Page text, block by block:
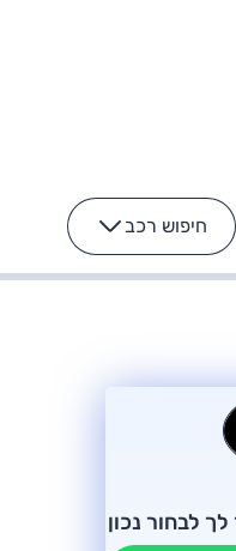
חיפוש רכב
לא מתקלקל. המסך
לבחור נכון